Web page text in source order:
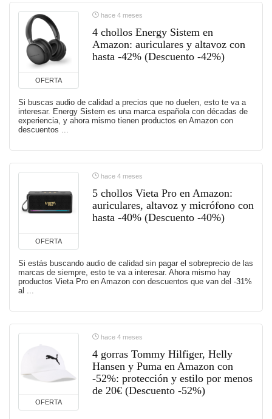
OFERTA
hace 4 meses
4 chollos Energy Sistem en
Amazon: auriculares y altavoz con
hasta -42% (Descuento -42%)
Si buscas audio de calidad a precios que no duelen, esto te va a
interesar. Energy Sistem es una marca española con décadas de
experiencia, y ahora mismo tienen productos en Amazon con
descuentos ...
OFERTA
hace 4 meses
5 chollos Vieta Pro en Amazon:
auriculares, altavoz y micrófono con
hasta -40% (Descuento -40%)
Si estás buscando audio de calidad sin pagar el sobreprecio de las
marcas de siempre, esto te va a interesar. Ahora mismo hay
productos Vieta Pro en Amazon con descuentos que van del -31%
al ...
OFERTA
hace 4 meses
4 gorras Tommy Hilfiger, Helly
Hansen y Puma en Amazon con
-52%: protección y estilo por menos
de 20€ (Descuento -52%)